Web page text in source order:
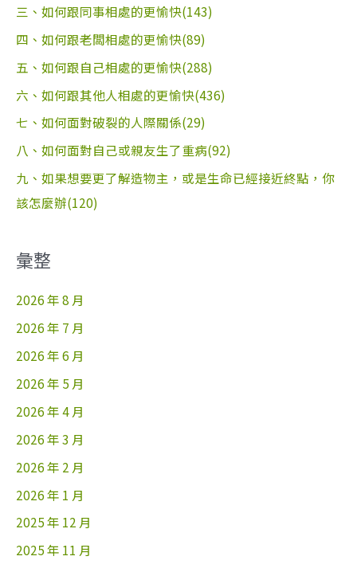
三、如何跟同事相處的更愉快(143)
四、如何跟老闆相處的更愉快(89)
五、如何跟自己相處的更愉快(288)
六、如何跟其他人相處的更愉快(436)
七、如何面對破裂的人際關係(29)
八、如何面對自己或親友生了重病(92)
九、如果想要更了解造物主，或是生命已經接近終點，你
該怎麼辦(120)
彙整
2026 年 8 月
2026 年 7 月
2026 年 6 月
2026 年 5 月
2026 年 4 月
2026 年 3 月
2026 年 2 月
2026 年 1 月
2025 年 12 月
2025 年 11 月